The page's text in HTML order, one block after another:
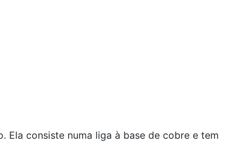
consiste numa liga à base de cobre e tem